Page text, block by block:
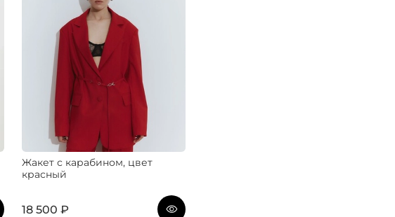
Жакет с карабином, цвет
красный
18 500 ₽